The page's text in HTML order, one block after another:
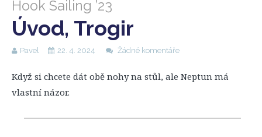
Hook Sailing ’23
Úvod, Trogir
Pavel 22. 4. 2024 Žádné komentáře
Když si chcete dát obě nohy na stůl, ale Neptun má
vlastní názor.